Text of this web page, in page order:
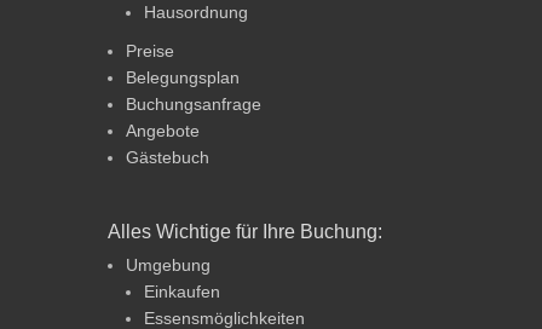
Hausordnung
Preise
Belegungsplan
Buchungsanfrage
Angebote
Gästebuch
Alles Wichtige für Ihre Buchung:
Umgebung
Einkaufen
Essensmöglichkeiten